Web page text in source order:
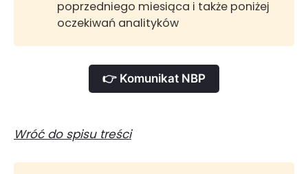
poprzedniego miesiąca i także poniżej
oczekiwań analityków
👉 Komunikat NBP
Wróć do spisu treści